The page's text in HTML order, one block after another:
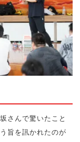
さんで驚いたこと
旨を訊かれたのが